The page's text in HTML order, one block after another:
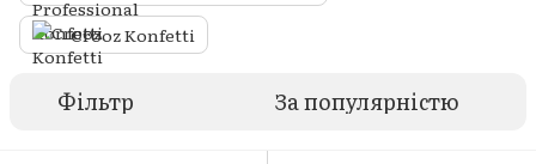
Crooz Konfetti
Фільтр За популярністю